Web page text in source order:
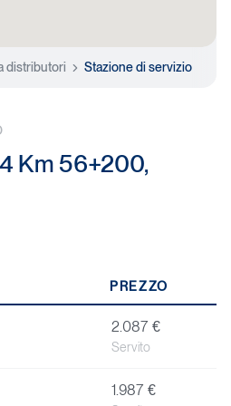
distributori Stazione di servizio
Km 56+200,
PREZZO
2.087 €
Servito
1.987 €